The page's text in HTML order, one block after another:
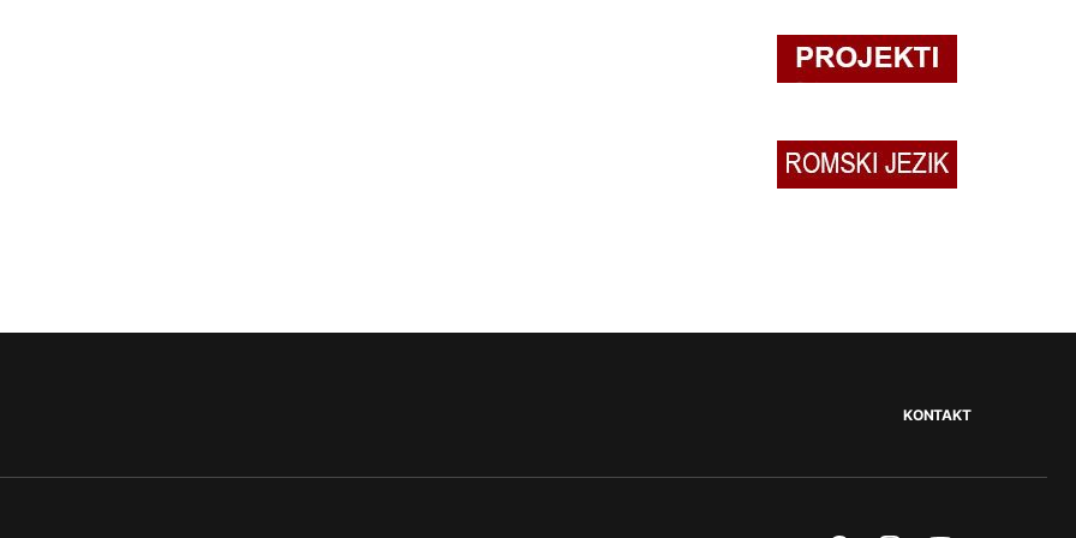
KONTAKT